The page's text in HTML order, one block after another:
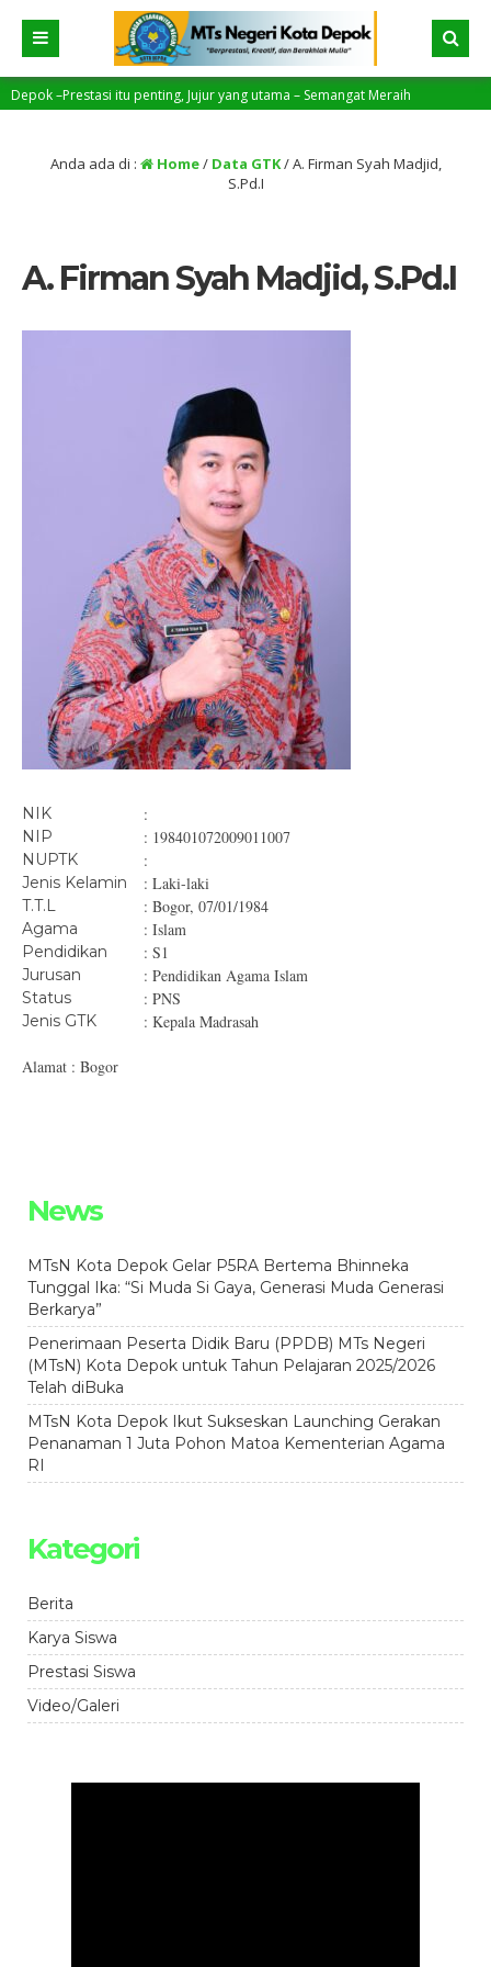
–Prestasi itu penting, Jujur yang utama – Semangat Meraih
Anda ada di : Home/ Data GTK/A. Firman Syah Madjid,
S.Pd.I
A. Firman Syah Madjid, S.Pd.I
NIK :
NIP : 198401072009011007
NUPTK :
Jenis Kelamin : Laki-laki
T.T.L : Bogor, 07/01/1984
Agama : Islam
Pendidikan : S1
Jurusan : Pendidikan Agama Islam
Status : PNS
Jenis GTK : Kepala Madrasah
Alamat : Bogor
News
MTsN Kota Depok Gelar P5RA Bertema Bhinneka
Tunggal Ika: “Si Muda Si Gaya, Generasi Muda Generasi
Berkarya”
Penerimaan Peserta Didik Baru (PPDB) MTs Negeri
(MTsN) Kota Depok untuk Tahun Pelajaran 2025/2026
Telah diBuka
MTsN Kota Depok Ikut Sukseskan Launching Gerakan
Penanaman 1 Juta Pohon Matoa Kementerian Agama
RI
Kategori
Berita
Karya Siswa
Prestasi Siswa
Video/Galeri